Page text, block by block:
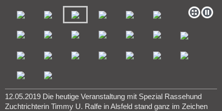
12.05.2019 Die heutige Veranstaltung mit Spezial Rassehund
Zuchtrichterin Timmy U. Ralfe in Alsfeld stand ganz im Zeichen